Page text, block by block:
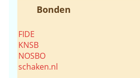
Bonden
FIDE
KNSB
NOSBO
schaken.nl